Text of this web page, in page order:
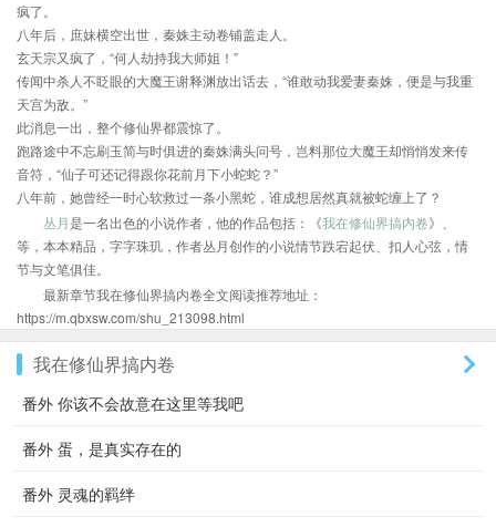
疯了。
八年后，庶妹横空出世，秦姝主动卷铺盖走人。
玄天宗又疯了，“何人劫持我大师姐！”
传闻中杀人不眨眼的大魔王谢释渊放出话去，“谁敢动我爱妻秦姝，便是与我重
天宫为敌。”
此消息一出，整个修仙界都震惊了。
跑路途中不忘刷玉简与时俱进的秦姝满头问号，岂料那位大魔王却悄悄发来传
音符，“仙子可还记得跟你花前月下小蛇蛇？”
八年前，她曾经一时心软救过一条小黑蛇，谁成想居然真就被蛇缠上了？
丛月是一名出色的小说作者，他的作品包括：《我在修仙界搞内卷》、
等，本本精品，字字珠玑，作者丛月创作的小说情节跌宕起伏、扣人心弦，情
节与文笔俱佳。
最新章节我在修仙界搞内卷全文阅读推荐地址：
https://m.qbxsw.com/shu_213098.html
我在修仙界搞内卷
番外 你该不会故意在这里等我吧
番外 蛋，是真实存在的
番外 灵魂的羁绊